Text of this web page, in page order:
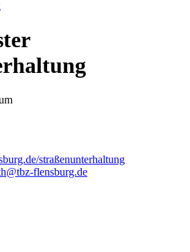
straßenunterhaltung
flensburg.de